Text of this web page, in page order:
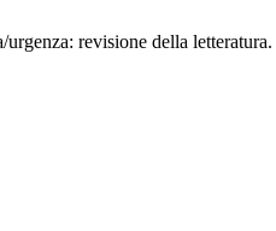
revisione della letteratura.